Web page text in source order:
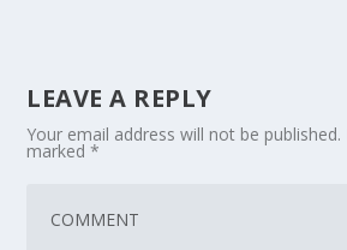
LEAVE A REPLY
Your email address will not be published.
marked*